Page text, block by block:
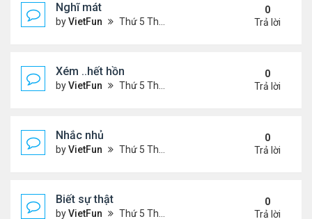
Nghĩ mát
byVietFun Thứ 5 Tháng 7 14, 2022 4:48 pm
0
Trả lời
Xém ..hết hồn
byVietFun Thứ 5 Tháng 7 14, 2022 4:44 pm
0
Trả lời
Nhắc nhủ
byVietFun Thứ 5 Tháng 7 14, 2022 4:38 pm
0
Trả lời
Biết sự thật
byVietFun Thứ 5 Tháng 7 14, 2022 4:37 pm
0
Trả lời